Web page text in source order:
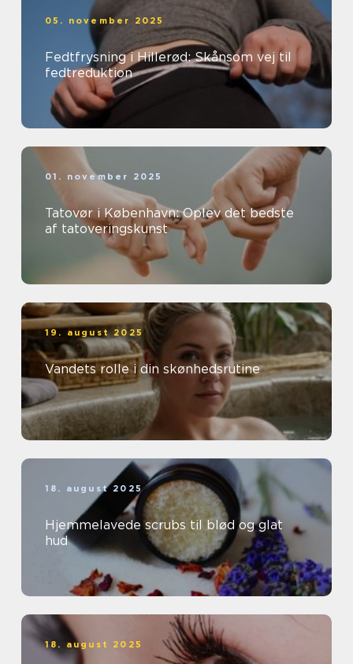
05. november 2025
Fedtfrysning i Hillerød: Skånsom vej til
fedtreduktion
01. november 2025
Tatovør i København: Oplev det bedste
af tatoveringskunst
19. august 2025
Vandets rolle i din skønhedsrutine
18. august 2025
Hjemmelavede scrubs til blød og glat
hud
18. august 2025